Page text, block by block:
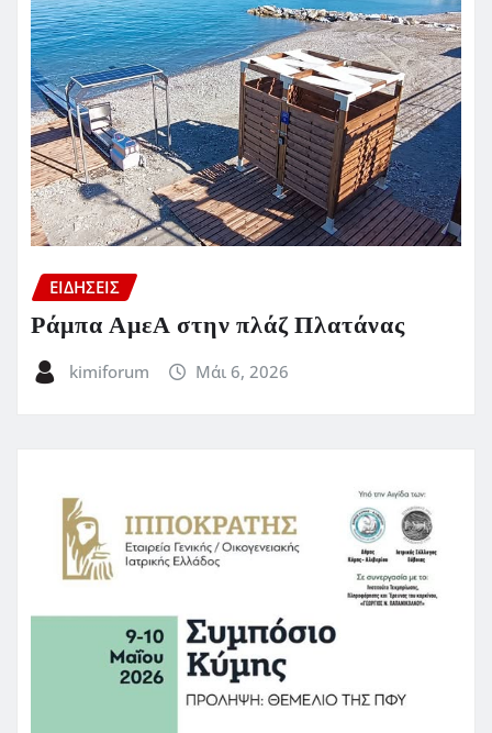
ΕΙΔΗΣΕΙΣ
Ράμπα ΑμεΑ στην πλάζ Πλατάνας
kimiforum Μάι 6, 2026